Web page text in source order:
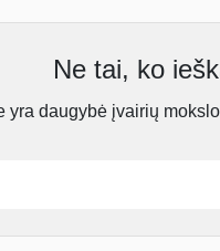
Ne tai, ko
yra daugybė įvairių